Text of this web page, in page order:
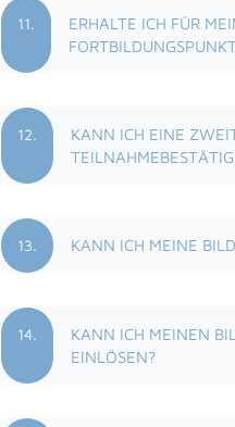
11.
ERHALTE ICH FÜR
12.
KANN ICH EINE
13. KANN ICH MEINE
14.
KANN ICH MEINEN
EINLÖSEN?